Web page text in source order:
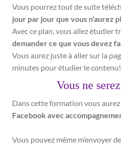
Vous pourrez tout de suite
jour par jour que vous n'aurez
Avec ce plan, vous allez étudier
demander ce que vous devez
Vous aurez juste à aller sur la
minutes pour étudier le contenu!
Vous ne
Dans cette formation vous aurez
Facebook avec
Vous pouvez même m’envoyer